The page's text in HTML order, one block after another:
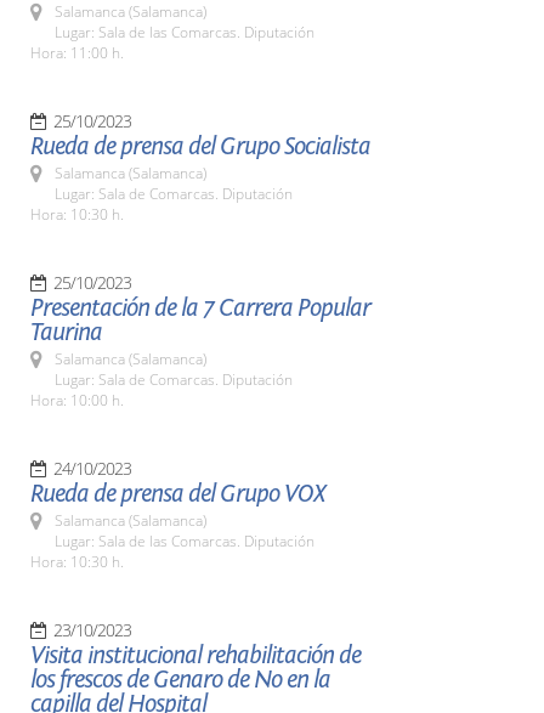
Salamanca (Salamanca)
Lugar: Sala de las Comarcas. Diputación
Hora: 11:00 h.
25/10/2023
Rueda de prensa del Grupo Socialista
Salamanca (Salamanca)
Lugar: Sala de Comarcas. Diputación
Hora: 10:30 h.
25/10/2023
Presentación de la 7 Carrera Popular
Taurina
Salamanca (Salamanca)
Lugar: Sala de Comarcas. Diputación
Hora: 10:00 h.
24/10/2023
Rueda de prensa del Grupo VOX
Salamanca (Salamanca)
Lugar: Sala de las Comarcas. Diputación
Hora: 10:30 h.
23/10/2023
Visita institucional rehabilitación de
los frescos de Genaro de No en la
capilla del Hospital